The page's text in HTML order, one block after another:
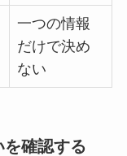
一つの情報
だけで決め
ない
確認する